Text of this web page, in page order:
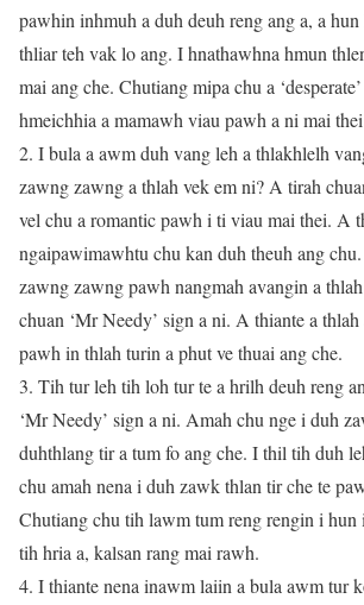
pawhin inhmuh a duh deuh reng ang a, a
thliar teh vak lo ang. I hnathawhna hmun
mai ang che. Chutiang mipa chu a
hmeichhia a mamawh viau pawh a ni mai
2. I bula a awm duh vang leh a thlakhlelh
zawng zawng a thlah vek em ni? A tirah
vel chu a romantic pawh i ti viau mai thei. A
ngaipawimawhtu chu kan duh theuh ang
zawng zawng pawh nangmah avangin a
chuan ‘Mr Needy’ sign a ni. A thiante a
pawh in thlah turin a phut ve thuai ang che.
3. Tih tur leh tih loh tur te a hrilh deuh reng
‘Mr Needy’ sign a ni. Amah chu nge i duh
duhthlang tir a tum fo ang che. I thil tih duh
chu amah nena i duh zawk thlan tir che te
Chutiang chu tih lawm tum reng rengin i hun
tih hria a, kalsan rang mai rawh.
4. I thiante nena inawm laiin a bula awm tur